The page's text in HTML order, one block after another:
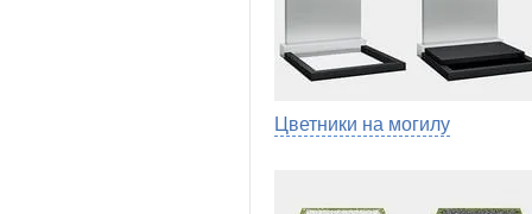
Цветники на могилу